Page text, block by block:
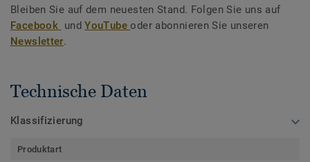
Bleiben Sie auf dem neuesten Stand. Folgen Sie uns auf
Facebook undYouTubeoder abonnieren Sie unseren
Newsletter.
Technische Daten
Klassifizierung
Produktart